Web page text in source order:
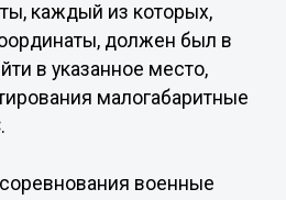
каждый из которых,
должен был в
в указанное место,
малогабаритные
военные